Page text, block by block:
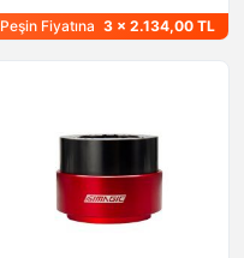
Peşin Fiyatına 3 x 2.134,00 TL